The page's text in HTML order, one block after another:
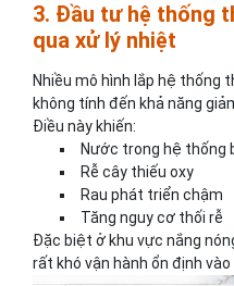
3. Đầu tư hệ thống
qua xử lý nhiệt
Nhiều mô hình lắp hệ thống
không tính đến khả năng
Điều này khiến:
Nước trong hệ thống
Rễ cây thiếu oxy
Rau phát triển chậm
Tăng nguy cơ thối rễ
Đặc biệt ở khu vực nắng
rất khó vận hành ổn định vào